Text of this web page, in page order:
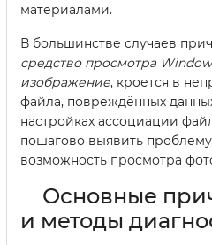
материалами.
В большинстве случаев
средство просмотра
изображение, кроется в
файла, повреждённых
настройках ассоциации
пошагово выявить
возможность просмотра
Основные
и методы